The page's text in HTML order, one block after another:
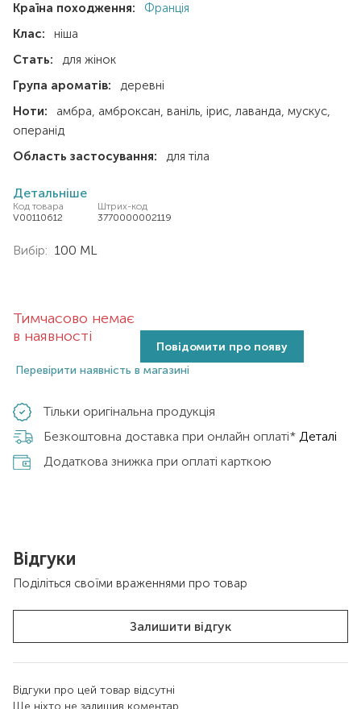
Країна походження:
Франція
Клас:
ніша
Стать:
для жінок
Група ароматів:
деревні
Ноти:
амбра амброксан ваніль ірис лаванда мускус
операнід
Область застосування:
для тіла
Детальніше
Код товара
V00110612
Штрих-код
3770000002119
Вибір: 100 ML
Тимчасово немає
в наявності
Повідомити про появу
Перевірити наявність в магазині
Тільки оригінальна продукція
Безкоштовна доставка при онлайн оплаті* Деталі
Додаткова знижка при оплаті карткою
Відгуки
Поділіться своїми враженнями про товар
Залишити відгук
Відгуки про цей товар відсутні
Ще ніхто не залишив коментар